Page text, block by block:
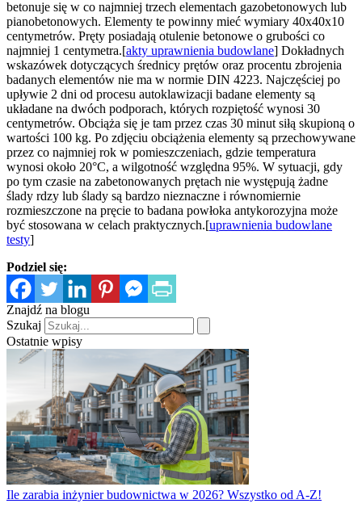
betonuje się w co najmniej trzech elementach gazobetonowych lub
pianobetonowych. Elementy te powinny mieć wymiary 40x40x10
centymetrów. Pręty posiadają otulenie betonowe o grubości co
najmniej 1 centymetra.[akty uprawnienia budowlane] Dokładnych
wskazówek dotyczących średnicy prętów oraz procentu zbrojenia
badanych elementów nie ma w normie DIN 4223. Najczęściej po
upływie 2 dni od procesu autoklawizacji badane elementy są
układane na dwóch podporach, których rozpiętość wynosi 30
centymetrów. Obciąża się je tam przez czas 30 minut siłą skupioną o
wartości 100 kg. Po zdjęciu obciążenia elementy są przechowywane
przez co najmniej rok w pomieszczeniach, gdzie temperatura
wynosi około 20°C, a wilgotność względna 95%. W sytuacji, gdy
po tym czasie na zabetonowanych prętach nie występują żadne
ślady rdzy lub ślady są bardzo nieznaczne i równomiernie
rozmieszczone na pręcie to badana powłoka antykorozyjna może
być stosowana w celach praktycznych.[uprawnienia budowlane
testy]
Podziel się:
Znajdź na blogu
Szukaj
Ostatnie wpisy
Ile zarabia inżynier budownictwa w 2026? Wszystko od A-Z!